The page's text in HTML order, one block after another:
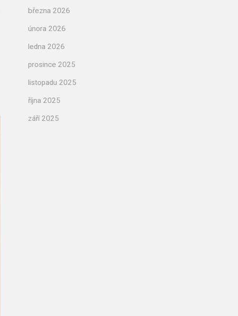
března 2026
února 2026
ledna 2026
prosince 2025
listopadu 2025
října 2025
září 2025